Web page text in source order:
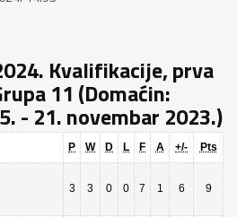
Kvalifikacije, prva
11 (Domaćin:
- 21. novembar 2023.)
P W D L F A +/- Pts
3 3 0 0 7 1 6 9